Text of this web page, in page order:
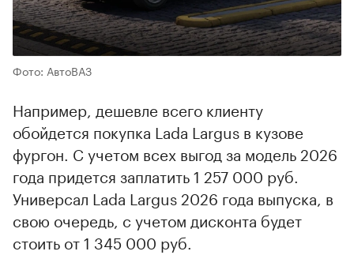
Фото: АвтоВАЗ
Например, дешевле всего клиенту
обойдется покупка Lada Largus в кузове
фургон. С учетом всех выгод за модель 2026
года придется заплатить 1 257 000 руб.
Универсал Lada Largus 2026 года выпуска, в
свою очередь, с учетом дисконта будет
стоить от 1 345 000 руб.